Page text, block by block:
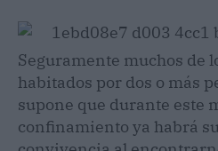
Seguramente muchos de
habitados por dos o más
supone que durante este
confinamiento ya habrá